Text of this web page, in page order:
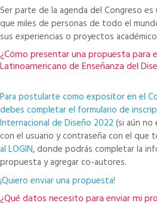
Ser parte de la agenda del Congreso
que miles de personas de todo el
sus experiencias o proyectos
¿Cómo presentar una propuesta para
Latinoamericano de Enseñanza del
Para postularte como expositor en el
debes completar el formulario de
Internacional de Diseño 2022 (si aún
con el usuario y contraseña con el que
al LOGIN, donde podrás completar la
propuesta y agregar co-autores.
¡Quiero enviar una propuesta!
¿Qué datos necesito para enviar mi